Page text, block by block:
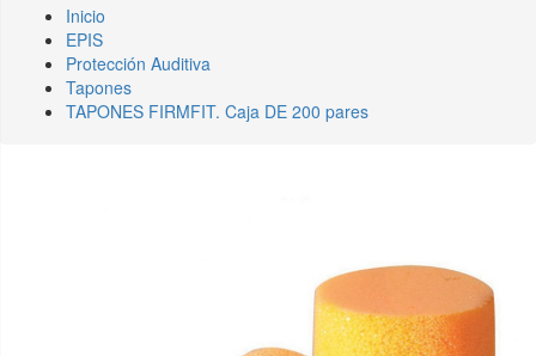
Inicio
EPIS
Protección Auditiva
Tapones
TAPONES FIRMFIT. Caja DE 200 pares